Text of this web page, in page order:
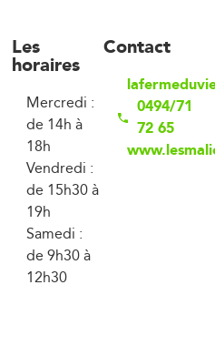
Les
horaires
Mercredi :
de 14h à
18h
Vendredi :
de 15h30 à
19h
Samedi :
de 9h30 à
12h30
Contact
0494/71
72 65